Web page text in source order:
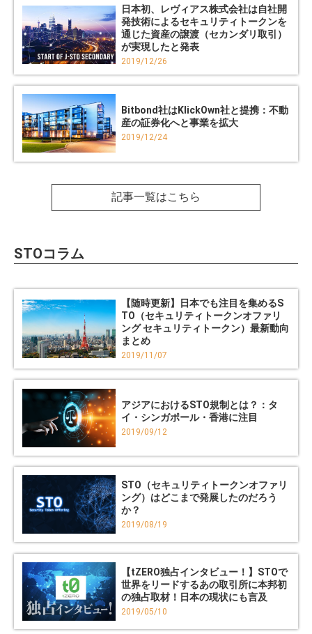
日本初、レヴィアス株式会社は自社開
発技術によるセキュリティトークンを
通じた資産の譲渡（セカンダリ取引）
が実現したと発表
2019/12/26
Bitbond社はKlickOwn社と提携：不動
産の証券化へと事業を拡大
2019/12/24
記事一覧はこちら
STOコラム
【随時更新】日本でも注目を集めるS
TO（セキュリティトークンオファリ
ング セキュリティトークン）最新動向
まとめ
2019/11/07
アジアにおけるSTO規制とは？：タ
イ・シンガポール・香港に注目
2019/09/12
STO（セキュリティトークンオファリ
ング）はどこまで発展したのだろう
か？
2019/08/19
【tZERO独占インタビュー！】STOで
世界をリードするあの取引所に本邦初
の独占取材！日本の現状にも言及
2019/05/10